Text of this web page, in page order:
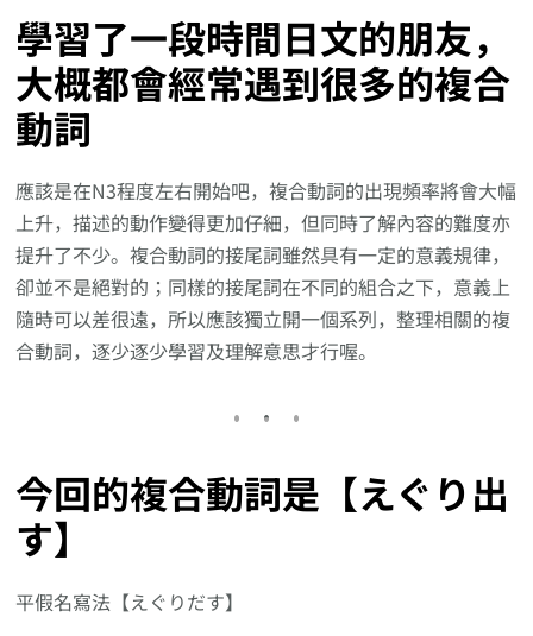
學習了一段時間日文的朋友，
大概都會經常遇到很多的複合
動詞
應該是在N3程度左右開始吧，複合動詞的出現頻率將會大幅
上升，描述的動作變得更加仔細，但同時了解內容的難度亦
提升了不少。複合動詞的接尾詞雖然具有一定的意義規律，
卻並不是絕對的；同樣的接尾詞在不同的組合之下，意義上
隨時可以差很遠，所以應該獨立開一個系列，整理相關的複
合動詞，逐少逐少學習及理解意思才行喔。
今回的複合動詞是【えぐり出
す】
平假名寫法【えぐりだす】